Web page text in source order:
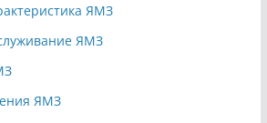
ЯМЗ
ЯМЗ
ЯМЗ